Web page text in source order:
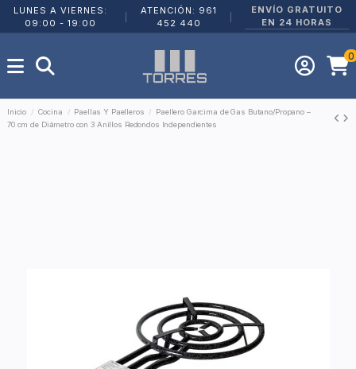
LUNES A VIERNES:
09:00 - 19:00
ATENCIÓN: 961
452 440
ENVÍO GRATUITO
EN 24 HORAS
0
Inicio Cocina Paellas Y Paelleros
Paellero Garcima de Gas Butano/Propano –
70 cm de Diámetro con 3 Anillos Redondos Independientes